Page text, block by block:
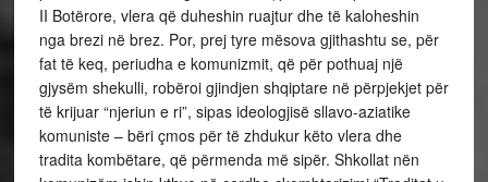
II Botërore, vlera që duheshin ruajtur dhe të kaloheshin
nga brezi në brez. Por, prej tyre mësova gjithashtu se, për
fat të keq, periudha e komunizmit, që për pothuaj një
gjysëm shekulli, robëroi gjindjen shqiptare në përpjekjet për
të krijuar “njeriun e ri”, sipas ideologjisë sllavo-aziatike
komuniste – bëri çmos për të zhdukur këto vlera dhe
tradita kombëtare, që përmenda më sipër. Shkollat nën